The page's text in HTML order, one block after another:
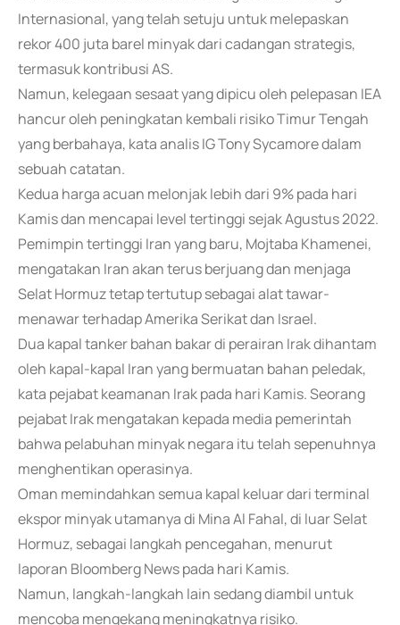
Internasional, yang telah setuju untuk melepaskan
rekor 400 juta barel minyak dari cadangan strategis,
termasuk kontribusi AS.
Namun, kelegaan sesaat yang dipicu oleh pelepasan IEA
hancur oleh peningkatan kembali risiko Timur Tengah
yang berbahaya, kata analis IG Tony Sycamore dalam
sebuah catatan.
Kedua harga acuan melonjak lebih dari 9% pada hari
Kamis dan mencapai level tertinggi sejak Agustus 2022.
Pemimpin tertinggi Iran yang baru, Mojtaba Khamenei,
mengatakan Iran akan terus berjuang dan menjaga
Selat Hormuz tetap tertutup sebagai alat tawar-
menawar terhadap Amerika Serikat dan Israel.
Dua kapal tanker bahan bakar di perairan Irak dihantam
oleh kapal-kapal Iran yang bermuatan bahan peledak,
kata pejabat keamanan Irak pada hari Kamis. Seorang
pejabat Irak mengatakan kepada media pemerintah
bahwa pelabuhan minyak negara itu telah sepenuhnya
menghentikan operasinya.
Oman memindahkan semua kapal keluar dari terminal
ekspor minyak utamanya di Mina Al Fahal, di luar Selat
Hormuz, sebagai langkah pencegahan, menurut
laporan Bloomberg News pada hari Kamis.
Namun, langkah-langkah lain sedang diambil untuk
mencoba mengekang meningkatnya risiko.